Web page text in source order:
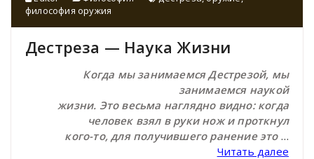
философия оружия
Дестреза — Наука Жизни
Когда мы занимаемся Дестрезой, мы
занимаемся наукой
жизни. Это весьма наглядно видно: когда
человек взял в руки нож и проткнул
кого-то, для получившего ранение это …
Читать далее